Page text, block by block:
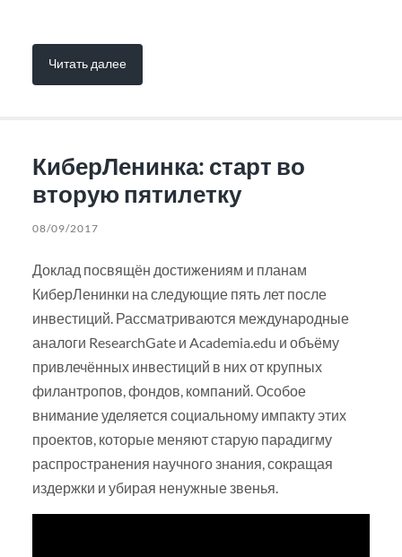
Читать далее
КиберЛенинка: старт во
вторую пятилетку
08/09/2017
Доклад посвящён достижениям и планам
КиберЛенинки на следующие пять лет после
инвестиций. Рассматриваются международные
аналоги ResearchGate и Academia.edu и объёму
привлечённых инвестиций в них от крупных
филантропов, фондов, компаний. Особое
внимание уделяется социальному импакту этих
проектов, которые меняют старую парадигму
распространения научного знания, сокращая
издержки и убирая ненужные звенья.